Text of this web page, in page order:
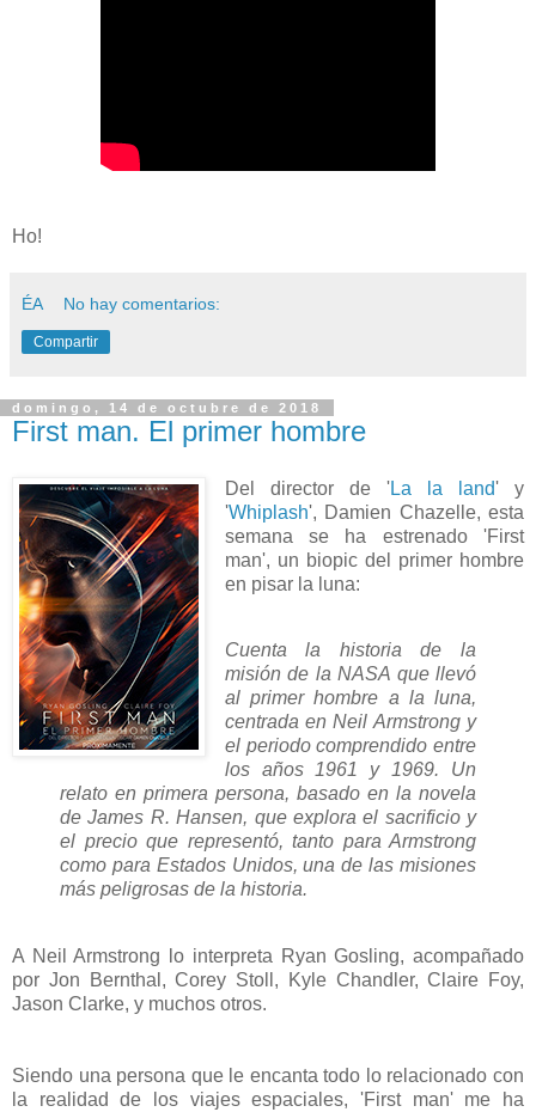
Ho!
ÉA No hay comentarios:
Compartir
domingo, 14 de octubre de 2018
First man. El primer hombre
Del director de 'La la land' y
'Whiplash', Damien Chazelle, esta
semana se ha estrenado 'First
man', un biopic del primer hombre
en pisar la luna:
Cuenta la historia de la
misión de la NASA que llevó
al primer hombre a la luna,
centrada en Neil Armstrong y
el periodo comprendido entre
los años 1961 y 1969. Un
relato en primera persona, basado en la novela
de James R. Hansen, que explora el sacrificio y
el precio que representó, tanto para Armstrong
como para Estados Unidos, una de las misiones
más peligrosas de la historia.
A Neil Armstrong lo interpreta Ryan Gosling, acompañado
por Jon Bernthal, Corey Stoll, Kyle Chandler, Claire Foy,
Jason Clarke, y muchos otros.
Siendo una persona que le encanta todo lo relacionado con
la realidad de los viajes espaciales, 'First man' me ha